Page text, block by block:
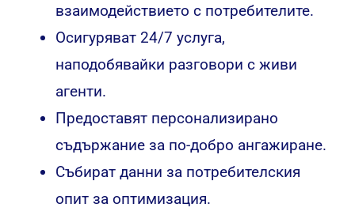
взаимодействието с потребителите.
Осигуряват 24/7 услуга,
наподобявайки разговори с живи
агенти.
Предоставят персонализирано
съдържание за по-добро ангажиране.
Събират данни за потребителския
опит за оптимизация.